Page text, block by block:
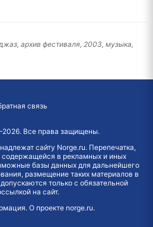
архив фестиваля, 2003, музыка,
связь
Все права защищены.
сайту Norge.ru. Перепечатка,
в рекламных и иных
базы данных для дальнейшего
размещение таких материалов в
только с обязательной
на сайт.
. О проекте norge.ru.